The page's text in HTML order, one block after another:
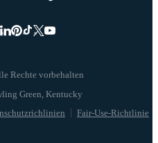
Rechte vorbehalten
Fair-Use-Richtlinie